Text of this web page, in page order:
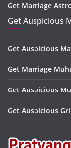
Get Marriage
Get Auspicious
Get Auspicious
Get Marriage
Get Auspicious
Get Auspicious